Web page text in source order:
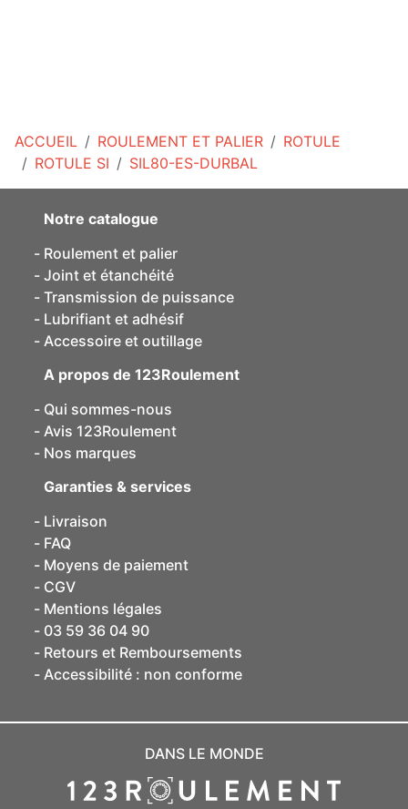
ACCUEIL ROULEMENT ET PALIER
ROTULE
ROTULE SI
SIL80-ES-DURBAL
Notre catalogue
Roulement et palier
Joint et étanchéité
Transmission de puissance
Lubrifiant et adhésif
Accessoire et outillage
A propos de 123Roulement
Qui sommes-nous
Avis 123Roulement
Nos marques
Garanties & services
Livraison
FAQ
Moyens de paiement
CGV
Mentions légales
03 59 36 04 90
Retours et Remboursements
Accessibilité : non conforme
DANS LE MONDE